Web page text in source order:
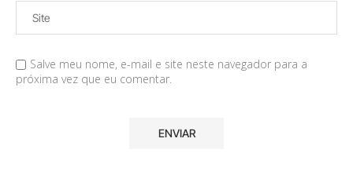
Salve meu nome, e-mail e site neste navegador para a
próxima vez que eu comentar.